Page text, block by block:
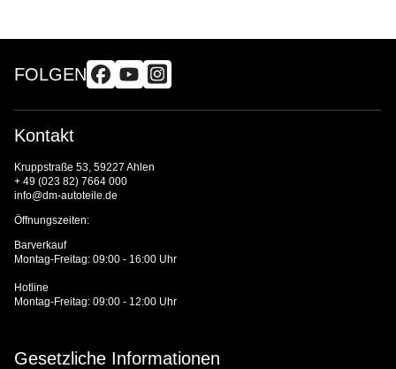
FOLGEN
Kontakt
Kruppstraße 53, 59227 Ahlen
+ 49 (023 82) 7664 000
info@dm-autoteile.de
Öffnungszeiten:
Barverkauf
Montag-Freitag: 09:00 - 16:00 Uhr
Hotline
Montag-Freitag: 09:00 - 12:00 Uhr
Gesetzliche Informationen